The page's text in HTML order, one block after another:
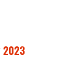
2023